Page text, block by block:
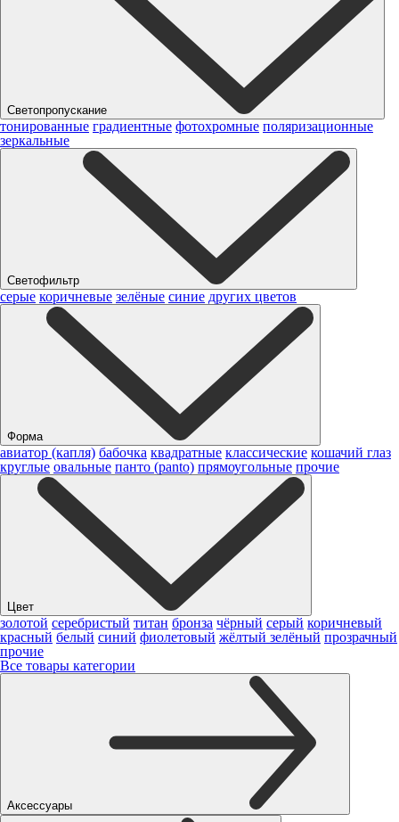
Светопропускание
тонированные градиентные фотохромные поляризационные
зеркальные
Светофильтр
серые коричневые зелёные синие других цветов
Форма
авиатор (капля) бабочка квадратные классические кошачий глаз
круглые овальные панто (panto) прямоугольные прочие
Цвет
золотой серебристый титан бронза чёрный серый коричневый
красный белый синий фиолетовый жёлтый зелёный прозрачный
прочие
Все товары категории
Аксессуары